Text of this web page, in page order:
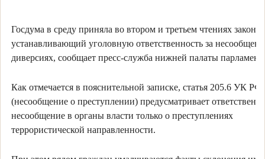
Госдума в среду приняла во втором и третьем чтениях
устанавливающий уголовную ответственность за
диверсиях, сообщает пресс-служба нижней палаты
Как отмечается в пояснительной записке, статья 205.6 УК РФ
(несообщение о преступлении) предусматривает
несообщение в органы власти только о преступлениях
террористической направленности.